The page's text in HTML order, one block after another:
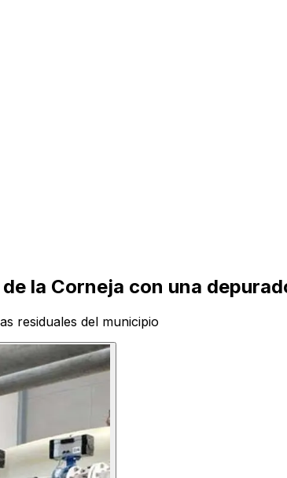
la Corneja con una
residuales del municipio